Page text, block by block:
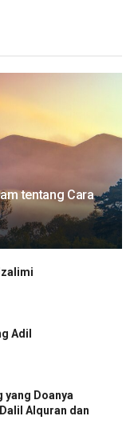
tentang Cara
Adil
yang Doanya
Alquran dan